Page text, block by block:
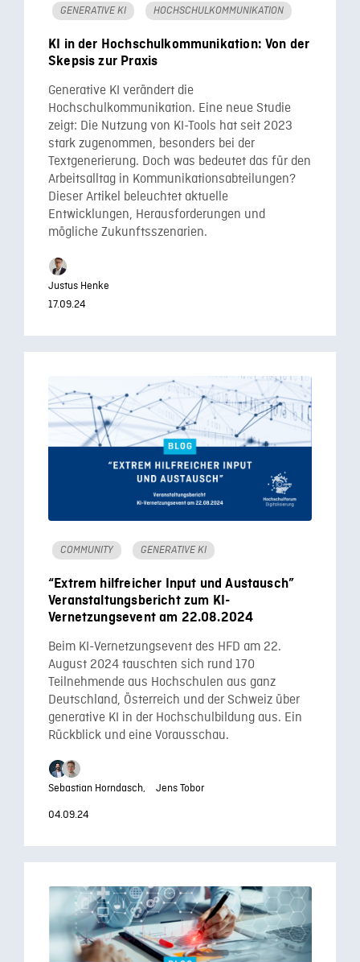
GENERATIVE KI HOCHSCHULKOMMUNIKATION
KI in der Hochschulkommunikation: Von der
Skepsis zur Praxis
Generative KI verändert die
Hochschulkommunikation. Eine neue Studie
zeigt: Die Nutzung von KI-Tools hat seit 2023
stark zugenommen, besonders bei der
Textgenerierung. Doch was bedeutet das für den
Arbeitsalltag in Kommunikationsabteilungen?
Dieser Artikel beleuchtet aktuelle
Entwicklungen, Herausforderungen und
mögliche Zukunftsszenarien.
Justus Henke
17.09.24
COMMUNITY GENERATIVE KI
“Extrem hilfreicher Input und Austausch”
Veranstaltungsbericht zum KI-
Vernetzungsevent am 22.08.2024
Beim KI-Vernetzungsevent des HFD am 22.
August 2024 tauschten sich rund 170
Teilnehmende aus Hochschulen aus ganz
Deutschland, Österreich und der Schweiz über
generative KI in der Hochschulbildung aus. Ein
Rückblick und eine Vorausschau.
Sebastian Horndasch,
Jens Tobor
04.09.24